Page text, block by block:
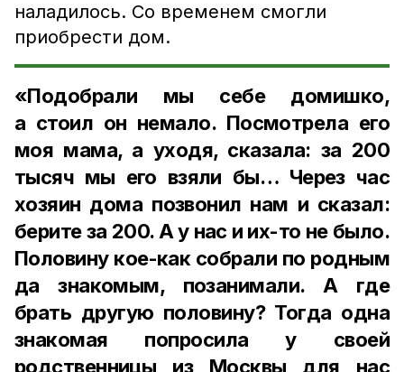
наладилось. Со временем смогли
приобрести дом.
«Подобрали мы себе домишко,
а стоил он немало. Посмотрела его
моя мама, а уходя, сказала: за 200
тысяч мы его взяли бы… Через час
хозяин дома позвонил нам и сказал:
берите за 200. А у нас и их-то не было.
Половину кое-как собрали по родным
да знакомым, позанимали. А где
брать другую половину? Тогда одна
знакомая попросила у своей
родственницы из Москвы для нас